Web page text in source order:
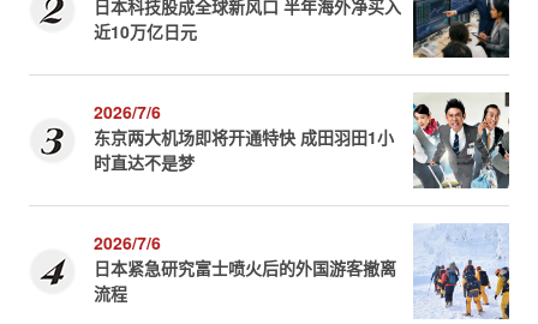
日本科技股成全球新风口 半年海外净买入
近10万亿日元
2026/7/6
东京两大机场即将开通特快 成田羽田1小
时直达不是梦
2026/7/6
日本紧急研究富士喷火后的外国游客撤离
流程